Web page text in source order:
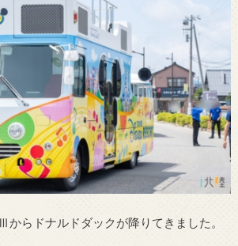
からドナルドダックが降りてきました。